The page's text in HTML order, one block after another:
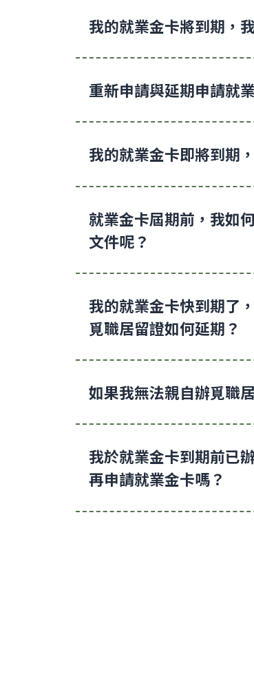
我的就業金卡將到期，
重新申請與延期申請就
我的就業金卡即將到期
就業金卡屆期前，我如
文件呢？
我的就業金卡快到期了
覓職居留證如何延期？
如果我無法親自辦覓職
我於就業金卡到期前已
再申請就業金卡嗎？